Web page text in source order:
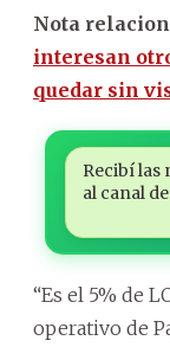
Nota
interesan
quedar sin
Recibí las
al canal
“Es el 5% de
operativo de